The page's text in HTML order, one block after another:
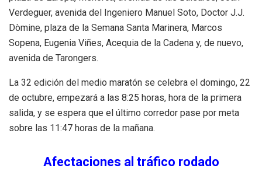
Verdeguer, avenida del Ingeniero Manuel Soto, Doctor J.J.
Dòmine, plaza de la Semana Santa Marinera, Marcos
Sopena, Eugenia Viñes, Acequia de la Cadena y, de nuevo,
avenida de Tarongers.
La 32 edición del medio maratón se celebra el domingo, 22
de octubre, empezará a las 8:25 horas, hora de la primera
salida, y se espera que el último corredor pase por meta
sobre las 11:47 horas de la mañana.
Afectaciones al tráfico rodado